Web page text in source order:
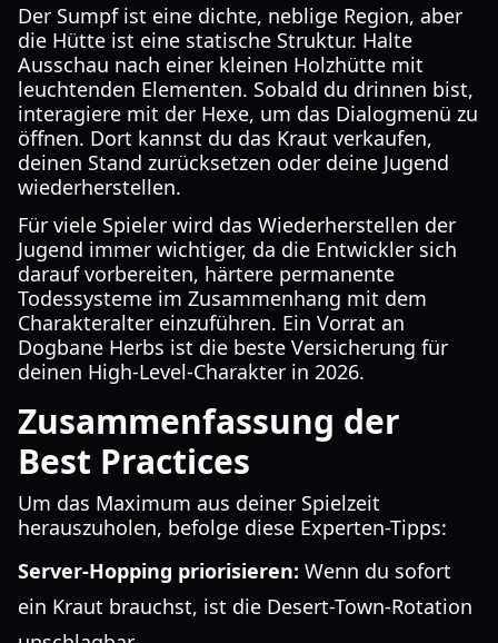
Der Sumpf ist eine dichte, neblige Region, aber
die Hütte ist eine statische Struktur. Halte
Ausschau nach einer kleinen Holzhütte mit
leuchtenden Elementen. Sobald du drinnen bist,
interagiere mit der Hexe, um das Dialogmenü zu
öffnen. Dort kannst du das Kraut verkaufen,
deinen Stand zurücksetzen oder deine Jugend
wiederherstellen.
Für viele Spieler wird das Wiederherstellen der
Jugend immer wichtiger, da die Entwickler sich
darauf vorbereiten, härtere permanente
Todessysteme im Zusammenhang mit dem
Charakteralter einzuführen. Ein Vorrat an
Dogbane Herbs ist die beste Versicherung für
deinen High-Level-Charakter in 2026.
Zusammenfassung der
Best Practices
Um das Maximum aus deiner Spielzeit
herauszuholen, befolge diese Experten-Tipps:
Server-Hopping priorisieren: Wenn du sofort
ein Kraut brauchst, ist die Desert-Town-Rotation